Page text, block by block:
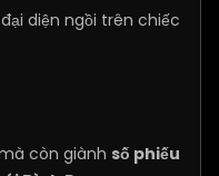
diện ngồi trên chiếc
còn giành số phiếu